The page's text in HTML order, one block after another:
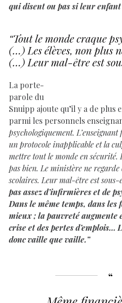
qui disent ou pas si leur
“Tout le monde craque
(…) Les élèves, non plus
(…) Leur mal-être est
La porte-
parole du
Snuipp ajoute qu’il y a de plus
parmi les personnels
psychologiquement.
un protocole inapplicable et la
mettre tout le monde en sécurité.
pas bien. Le ministère ne regarde
scolaires. Leur mal-être est sous-
pas assez d’infirmières et de
Dans le même temps, dans les
mieux ; la pauvreté augmente
crise et des pertes d’emplois…
donc vaille que vaille.”